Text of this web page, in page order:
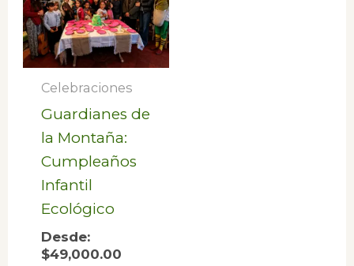
Celebraciones
Guardianes de
la Montaña:
Cumpleaños
Infantil
Ecológico
Desde:
$49,000.00